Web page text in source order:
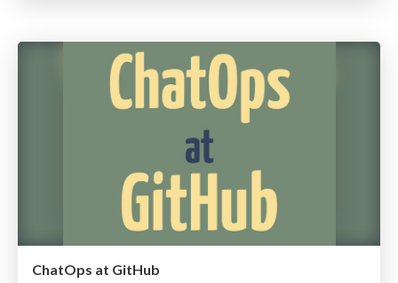
ChatOps at GitHub